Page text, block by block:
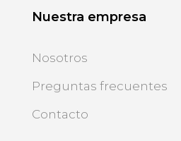
Nuestra empresa
Nosotros
Preguntas frecuentes
Contacto